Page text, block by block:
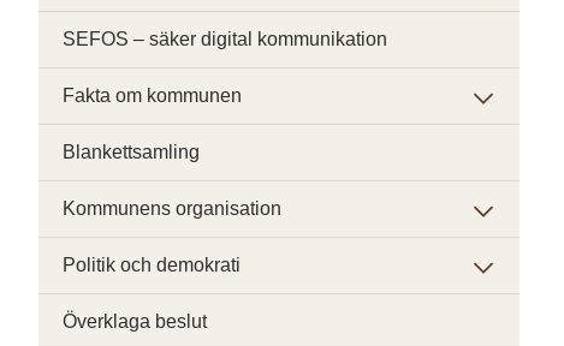
SEFOS – säker digital kommunikation
Fakta om kommunen
Blankettsamling
Kommunens organisation
Politik och demokrati
Överklaga beslut